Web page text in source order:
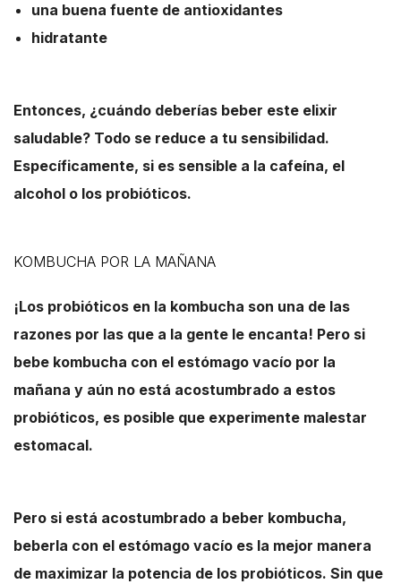
una buena fuente de antioxidantes
hidratante
Entonces, ¿cuándo deberías beber este elixir
saludable? Todo se reduce a tu sensibilidad.
Específicamente, si es sensible a la cafeína, el
alcohol o los probióticos.
KOMBUCHA POR LA MAÑANA
¡Los probióticos en la kombucha son una de las
razones por las que a la gente le encanta! Pero si
bebe kombucha con el estómago vacío por la
mañana y aún no está acostumbrado a estos
probióticos, es posible que experimente malestar
estomacal.
Pero si está acostumbrado a beber kombucha,
beberla con el estómago vacío es la mejor manera
de maximizar la potencia de los probióticos. Sin que